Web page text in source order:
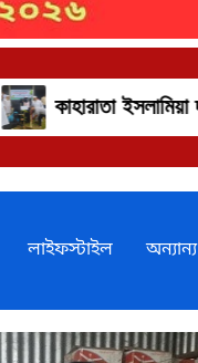
বৃক্ষরোপন উদ্বোধন
লাইফস্টাইল অন্যান্য